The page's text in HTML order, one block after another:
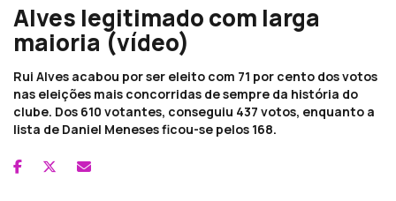
Alves legitimado com larga
maioria (vídeo)
Rui Alves acabou por ser eleito com 71 por cento dos votos
nas eleições mais concorridas de sempre da história do
clube. Dos 610 votantes, conseguiu 437 votos, enquanto a
lista de Daniel Meneses ficou-se pelos 168.